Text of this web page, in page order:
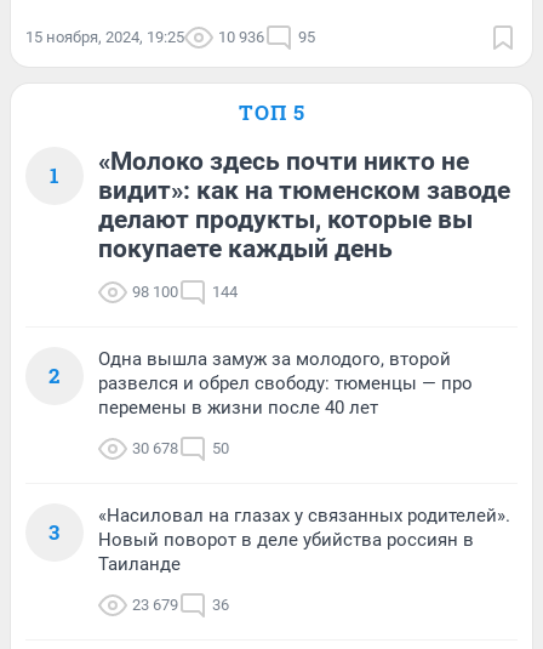
15 ноября, 2024, 19:25 10 936 95
ТОП 5
1
«Молоко здесь почти никто не
видит»: как на тюменском заводе
делают продукты, которые вы
покупаете каждый день
98 100 144
2
Одна вышла замуж за молодого, второй
развелся и обрел свободу: тюменцы — про
перемены в жизни после 40 лет
30 678 50
3
«Насиловал на глазах у связанных родителей».
Новый поворот в деле убийства россиян в
Таиланде
23 679 36